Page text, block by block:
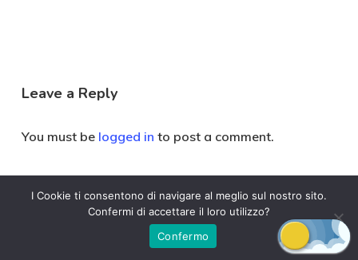
Leave a Reply
You must be logged in to post a comment.
I Cookie ti consentono di navigare al meglio sul nostro sito.
Confermi di accettare il loro utilizzo?
Confermo